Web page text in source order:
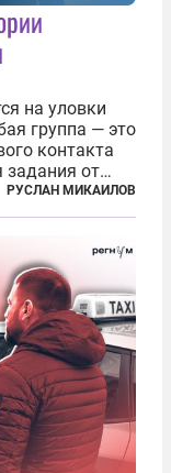
на уловки
группа — это
контакта
задания от
до
в
РУСЛАН МИКАИЛОВ